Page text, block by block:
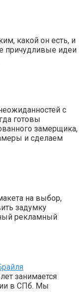
какой он есть, и
причудливые идеи
с
готовы
замерщика,
и сделаем
на выбор,
задумку
рекламный
занимается
в СПб. Мы